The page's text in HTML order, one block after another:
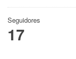
Seguidores
17